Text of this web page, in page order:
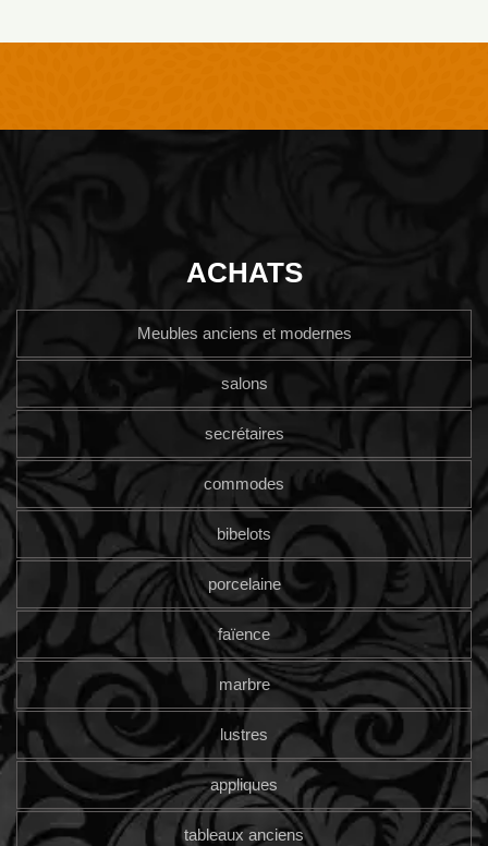
ACHATS
Meubles anciens et modernes
salons
secrétaires
commodes
bibelots
porcelaine
faïence
marbre
lustres
appliques
tableaux anciens